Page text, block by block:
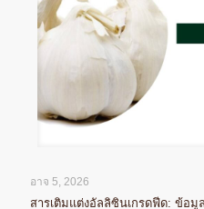
อาจ 5, 2026
สารเติมแต่งอัลลิซินเกรดฟีด: ข้อมู